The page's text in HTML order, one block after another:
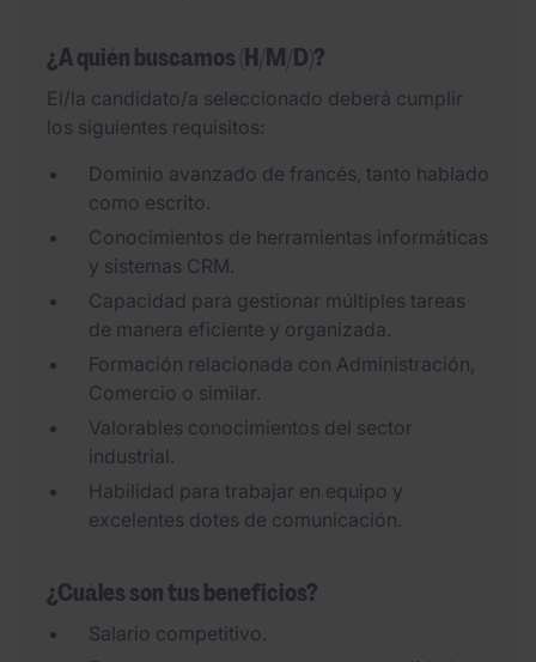
¿A quién buscamos (H/M/D)?
El/la candidato/a seleccionado deberá cumplir
los siguientes requisitos:
Dominio avanzado de francés, tanto hablado
como escrito.
Conocimientos de herramientas informáticas
y sistemas CRM.
Capacidad para gestionar múltiples tareas
de manera eficiente y organizada.
Formación relacionada con Administración,
Comercio o similar.
Valorables conocimientos del sector
industrial.
Habilidad para trabajar en equipo y
excelentes dotes de comunicación.
¿Cuáles son tus beneficios?
Salario competitivo.